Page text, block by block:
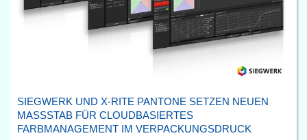
SIEGWERK UND X-RITE PANTONE SETZEN NEUEN
MASSSTAB FÜR CLOUDBASIERTES F
ARBMANAGEMENT IM VERPACKUNGSDRUCK